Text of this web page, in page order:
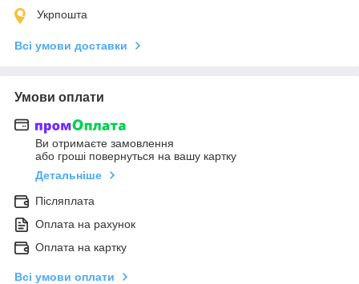
Укрпошта
Всі умови доставки
Умови оплати
Ви отримаєте замовлення
або гроші повернуться на вашу картку
Детальніше
Післяплата
Оплата на рахунок
Оплата на картку
Всі умови оплати